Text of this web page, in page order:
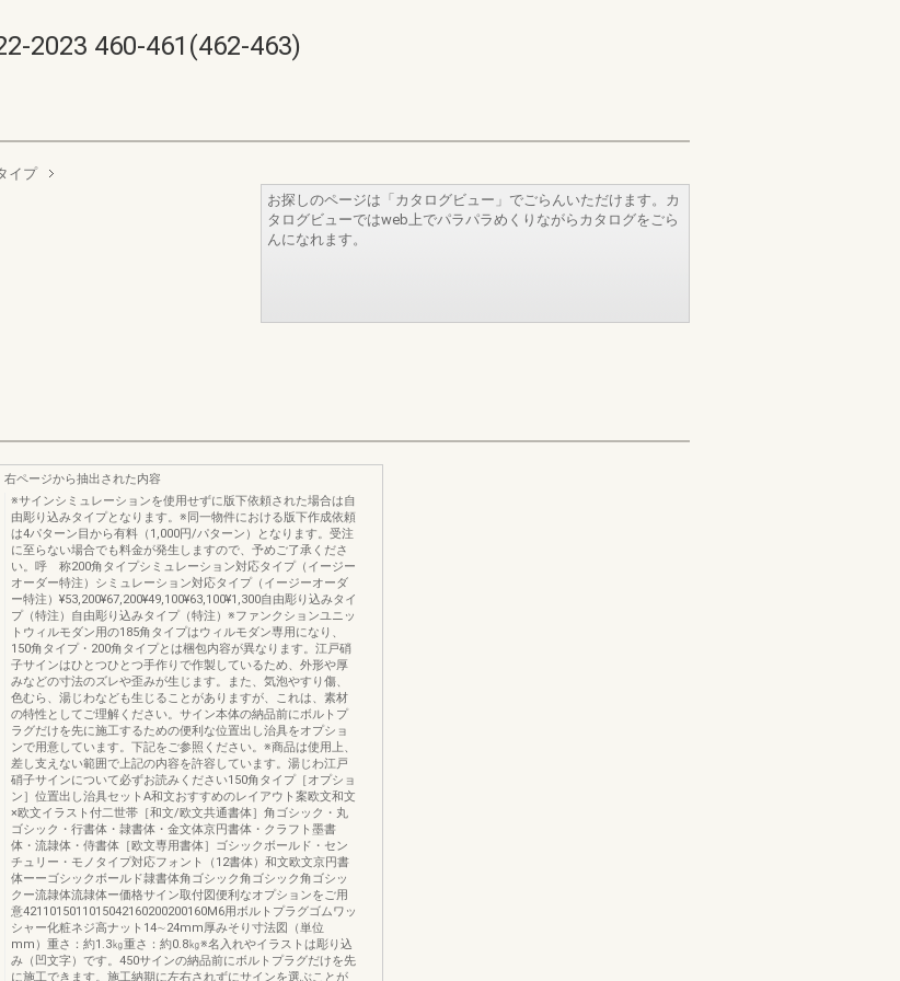
2023 460-461(462-463)
イプ
お探しのページは「カタログビュー」でごらんいただけます。カ
タログビューではweb上でパラパラめくりながらカタログをごら
んになれます。
右ページから抽出された内容
※サインシミュレーションを使用せずに版下依頼された場合は自
由彫り込みタイプとなります。※同一物件における版下作成依頼
は4パターン目から有料（1,000円/パターン）となります。受注
に至らない場合でも料金が発生しますので、予めご了承くださ
い。呼 称200角タイプシミュレーション対応タイプ（イージー
オーダー特注）シミュレーション対応タイプ（イージーオーダ
ー特注）¥53,200¥67,200¥49,100¥63,100¥1,300自由彫り込みタイ
プ（特注）自由彫り込みタイプ（特注）※ファンクションユニッ
トウィルモダン用の185角タイプはウィルモダン専用になり、
150角タイプ・200角タイプとは梱包内容が異なります。江戸硝
子サインはひとつひとつ手作りで作製しているため、外形や厚
みなどの寸法のズレや歪みが生じます。また、気泡やすり傷、
色むら、湯じわなども生じることがありますが、これは、素材
の特性としてご理解ください。サイン本体の納品前にボルトプ
ラグだけを先に施工するための便利な位置出し治具をオプショ
ンで用意しています。下記をご参照ください。※商品は使用上、
差し支えない範囲で上記の内容を許容しています。湯じわ江戸
硝子サインについて必ずお読みください150角タイプ［オプショ
ン］位置出し治具セットA和文おすすめのレイアウト案欧文和文
×欧文イラスト付二世帯［和文/欧文共通書体］角ゴシック・丸
ゴシック・行書体・隷書体・金文体京円書体・クラフト墨書
体・流隷体・侍書体［欧文専用書体］ゴシックボールド・セン
チュリー・モノタイプ対応フォント（12書体）和文欧文京円書
体ーーゴシックボールド隷書体角ゴシック角ゴシック角ゴシッ
クー流隷体流隷体ー価格サイン取付図便利なオプションをご用
意4211015011015042160200200160M6用ボルトプラグゴムワッ
シャー化粧ネジ高ナット14∼24mm厚みそり寸法図（単位
mm）重さ：約1.3㎏重さ：約0.8㎏※名入れやイラストは彫り込
み（凹文字）です。450サインの納品前にボルトプラグだけを先
に施工できます。施工納期に左右されずにサインを選ぶことが